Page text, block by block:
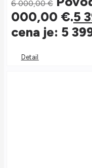
6 000,00€
000,00 €.5
cena je: 5
Detail